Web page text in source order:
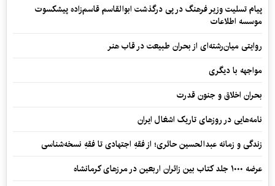
پیام تسلیت وزیر فرهنگ در پی درگذشت ابوالقاسم قاسم‌زاده پیشکسوت
موسسه اطلاعات
روایتی میان‌رشته‌ای از بحران طبیعت در قاب هنر
مواجهه با دیگری
بحران اخلاق و جنون قدرت
نامه‌هایی در روزهای تاریک اشغال ایران
زندگی و زمانه عبدالحسین حائری؛ از فقهِ اجتهادی تا فقهِ نسخه‌شناسی
عرضه ۱۰۰۰ جلد کتاب بین زائران اربعین در مرزهای کرمانشاه